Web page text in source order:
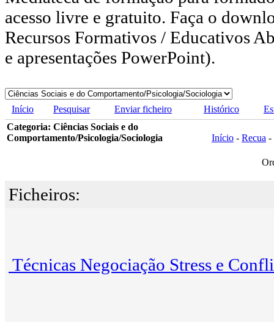
acesso livre e gratuito. Faça o
Recursos Formativos / Educativos
e apresentações PowerPoint).
Início Pesquisar Enviar ficheiro Histórico
Categoria: Ciências Sociais e do
Comportamento/Psicologia/Sociologia
Início - Recua -
Ficheiros:
Técnicas Negociação Stress e